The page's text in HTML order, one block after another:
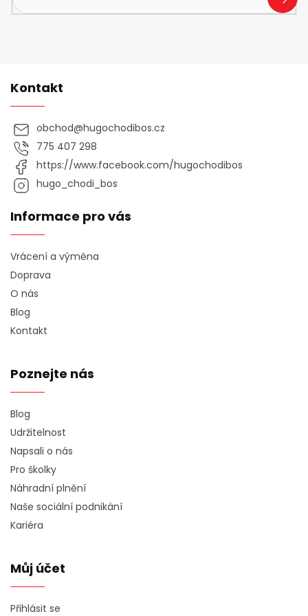
SE
Kontakt
obchod@hugochodibos.cz
775 407 298
https://www.facebook.com/hugochodibos
hugo_chodi_bos
Informace pro vás
Vrácení a výměna
Doprava
O nás
Blog
Kontakt
Poznejte nás
Blog
Udržitelnost
Napsali o nás
Pro školky
Náhradní plnění
Naše sociální podnikání
Kariéra
Můj účet
Přihlásit se